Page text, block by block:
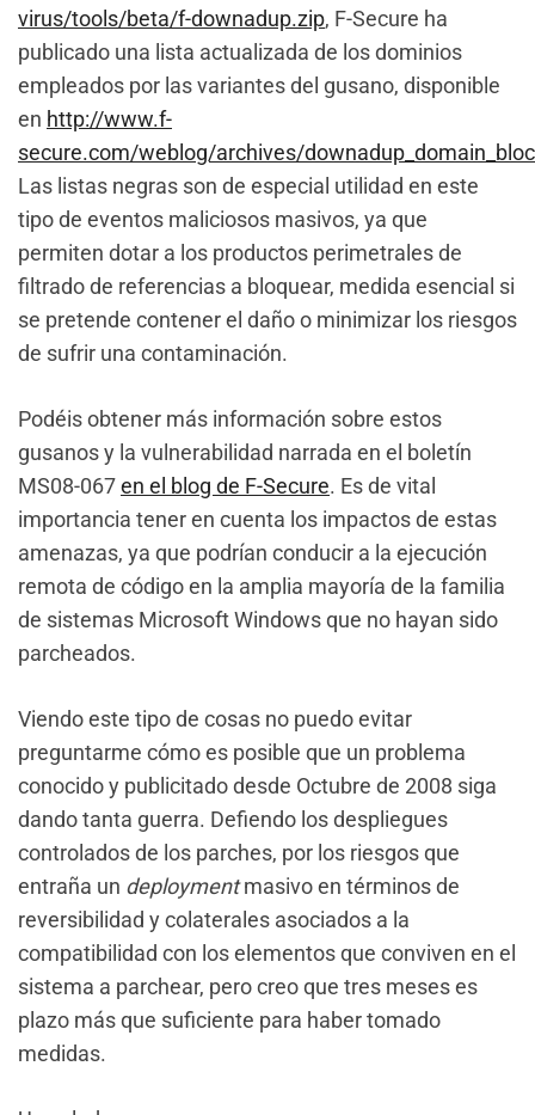
virus/tools/beta/f-downadup.zip, F-Secure ha
publicado una lista actualizada de los dominios
empleados por las variantes del gusano, disponible
en http://www.f-
secure.com/weblog/archives/
Las listas negras son de especial utilidad en este
tipo de eventos maliciosos masivos, ya que
permiten dotar a los productos perimetrales de
filtrado de referencias a bloquear, medida esencial si
se pretende contener el daño o minimizar los riesgos
de sufrir una contaminación.
Podéis obtener más información sobre estos
gusanos y la vulnerabilidad narrada en el boletín
MS08-067en el blog de F-Secure. Es de vital
importancia tener en cuenta los impactos de estas
amenazas, ya que podrían conducir a la ejecución
remota de código en la amplia mayoría de la familia
de sistemas Microsoft Windows que no hayan sido
parcheados.
Viendo este tipo de cosas no puedo evitar
preguntarme cómo es posible que un problema
conocido y publicitado desde Octubre de 2008 siga
dando tanta guerra. Defiendo los despliegues
controlados de los parches, por los riesgos que
entraña un deploymentmasivo en términos de
reversibilidad y colaterales asociados a la
compatibilidad con los elementos que conviven en el
sistema a parchear, pero creo que tres meses es
plazo más que suficiente para haber tomado
medidas.